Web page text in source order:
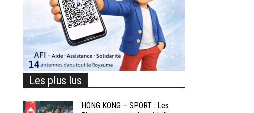
Les plus lus
HONG KONG – SPORT : Les